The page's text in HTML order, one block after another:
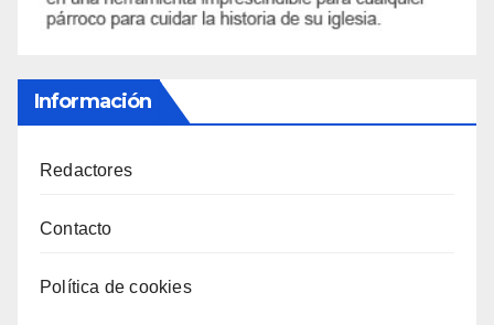
Información
Redactores
Contacto
Política de cookies